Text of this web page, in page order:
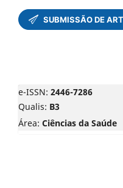
e-ISSN: 2446-7286
Qualis: B3
Área: Ciências da Saúde